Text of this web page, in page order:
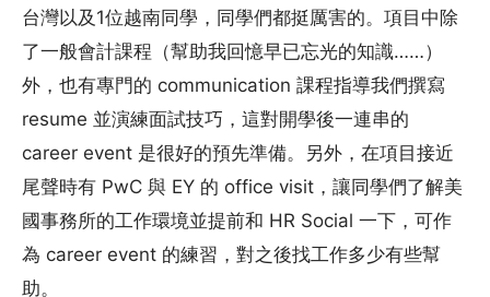
台灣以及1位越南同學，同學們都挺厲害的。項目中除
了一般會計課程（幫助我回憶早已忘光的知識……）
外，也有專門的 communication 課程指導我們撰寫
resume 並演練面試技巧，這對開學後一連串的
career event 是很好的預先準備。另外，在項目接近
尾聲時有 PwC 與 EY 的 office visit，讓同學們了解美
國事務所的工作環境並提前和 HR Social 一下，可作
為 career event 的練習，對之後找工作多少有些幫
助。